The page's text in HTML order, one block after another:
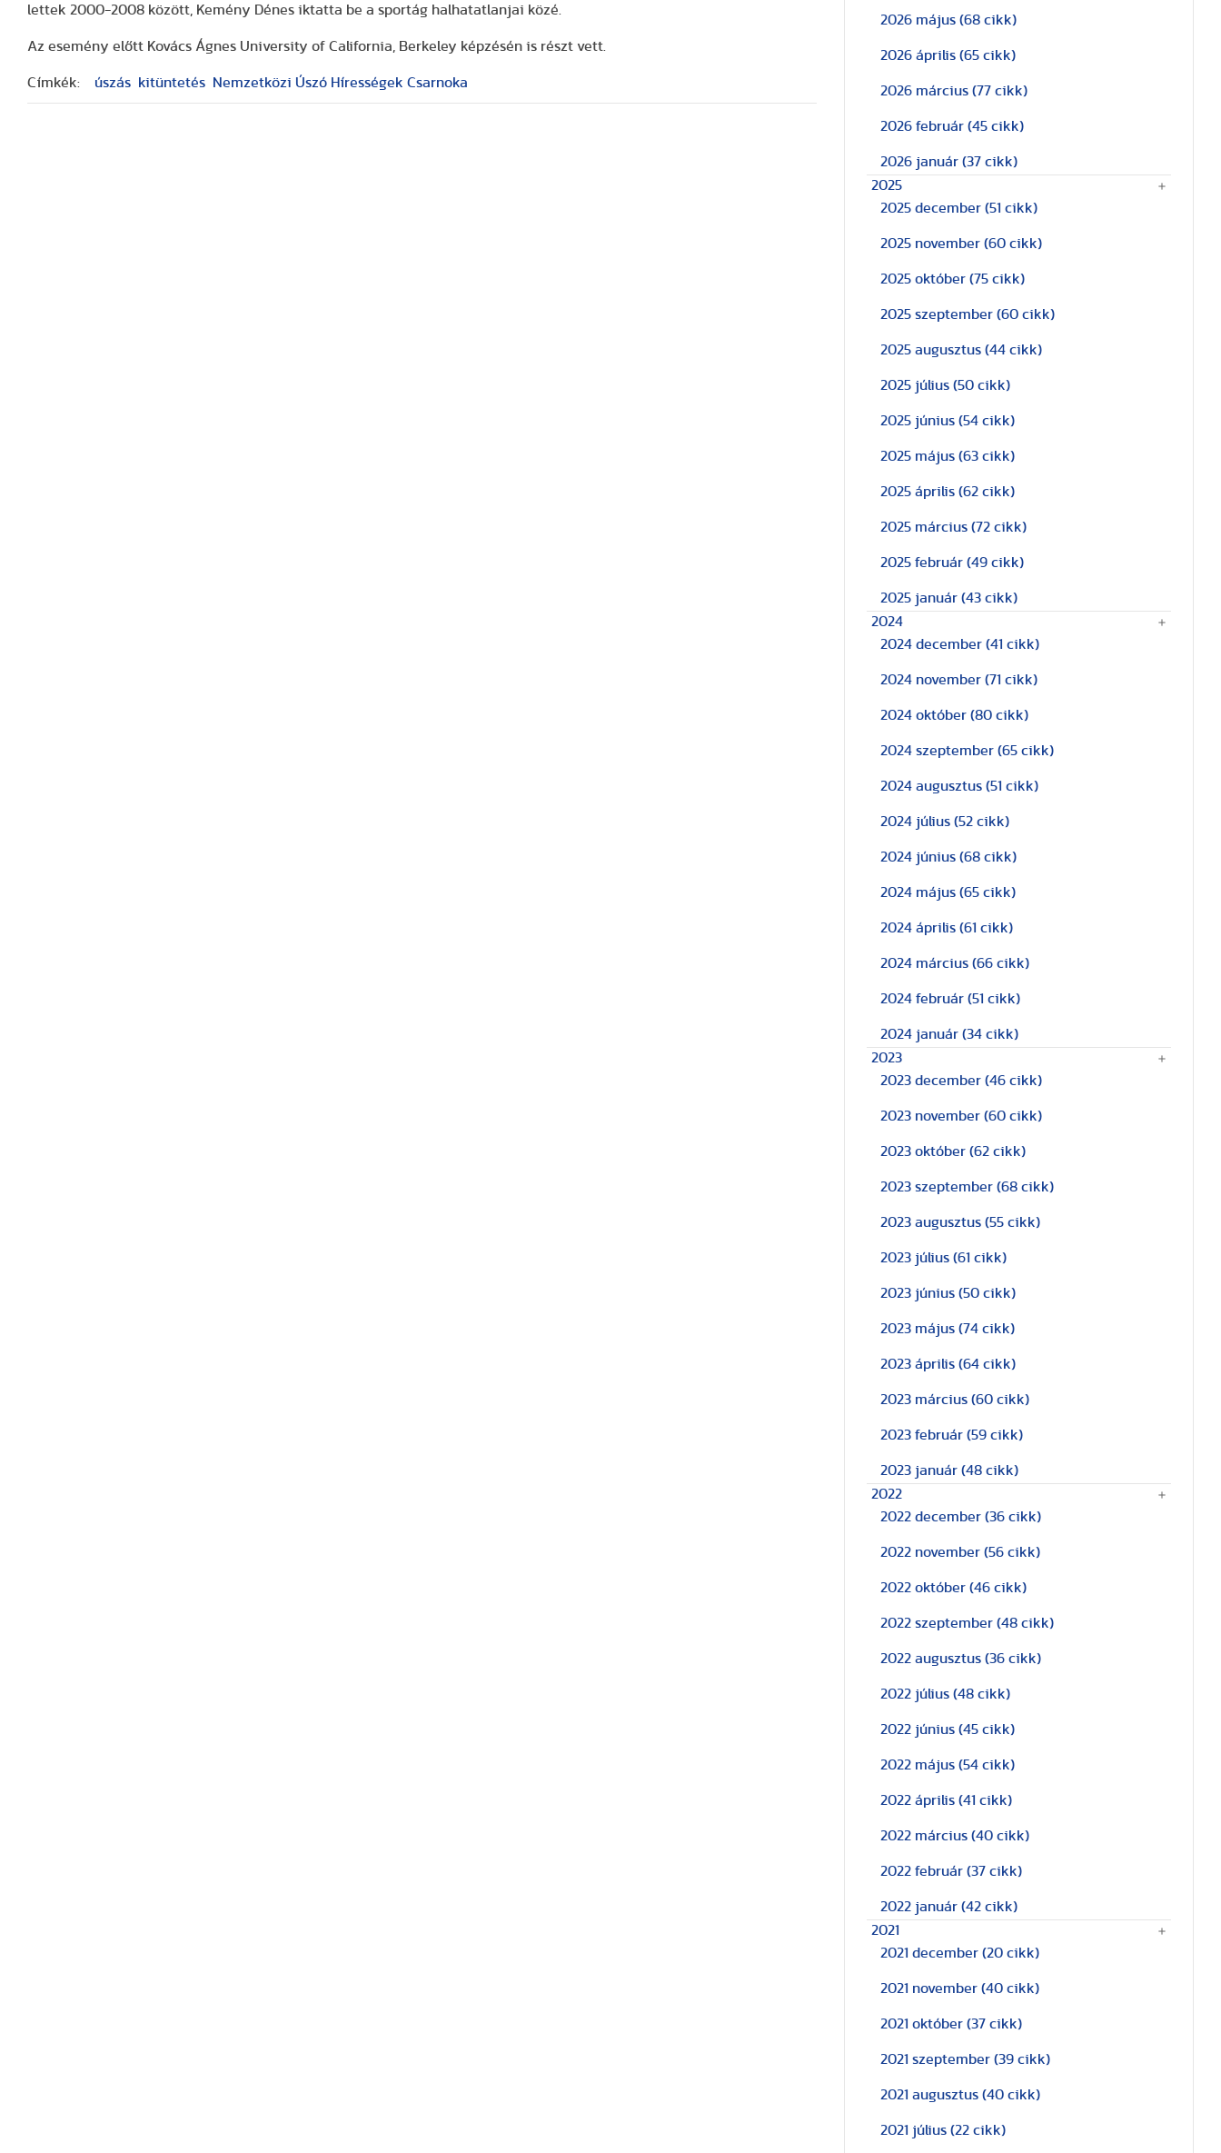
lettek 2000-2008 között, Kemény Dénes iktatta be a sportág halhatatlanjai közé.
Az esemény előtt Kovács Ágnes University of California, Berkeley képzésén is részt vett.
Címkék: úszás kitüntetés Nemzetközi Úszó Hírességek Csarnoka
2026 május (68 cikk)
2026 április (65 cikk)
2026 március (77 cikk)
2026 február (45 cikk)
2026 január (37 cikk)
2025
2025 december (51 cikk)
2025 november (60 cikk)
2025 október (75 cikk)
2025 szeptember (60 cikk)
2025 augusztus (44 cikk)
2025 július (50 cikk)
2025 június (54 cikk)
2025 május (63 cikk)
2025 április (62 cikk)
2025 március (72 cikk)
2025 február (49 cikk)
2025 január (43 cikk)
2024
2024 december (41 cikk)
2024 november (71 cikk)
2024 október (80 cikk)
2024 szeptember (65 cikk)
2024 augusztus (51 cikk)
2024 július (52 cikk)
2024 június (68 cikk)
2024 május (65 cikk)
2024 április (61 cikk)
2024 március (66 cikk)
2024 február (51 cikk)
2024 január (34 cikk)
2023
2023 december (46 cikk)
2023 november (60 cikk)
2023 október (62 cikk)
2023 szeptember (68 cikk)
2023 augusztus (55 cikk)
2023 július (61 cikk)
2023 június (50 cikk)
2023 május (74 cikk)
2023 április (64 cikk)
2023 március (60 cikk)
2023 február (59 cikk)
2023 január (48 cikk)
2022
2022 december (36 cikk)
2022 november (56 cikk)
2022 október (46 cikk)
2022 szeptember (48 cikk)
2022 augusztus (36 cikk)
2022 július (48 cikk)
2022 június (45 cikk)
2022 május (54 cikk)
2022 április (41 cikk)
2022 március (40 cikk)
2022 február (37 cikk)
2022 január (42 cikk)
2021
2021 december (20 cikk)
2021 november (40 cikk)
2021 október (37 cikk)
2021 szeptember (39 cikk)
2021 augusztus (40 cikk)
2021 július (22 cikk)